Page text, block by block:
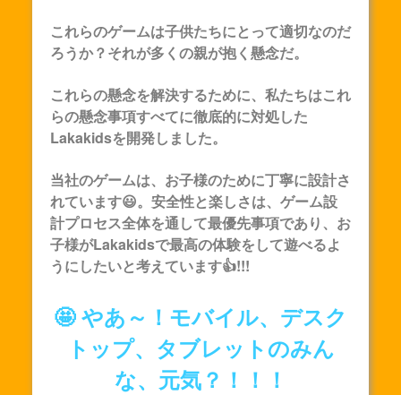
これらのゲームは子供たちにとって適切なのだ
ろうか？それが多くの親が抱く懸念だ。
これらの懸念を解決するために、私たちはこれ
らの懸念事項すべてに徹底的に対処した
Lakakidsを開発しました。
当社のゲームは、お子様のために丁寧に設計さ
れています😃。安全性と楽しさは、ゲーム設
計プロセス全体を通して最優先事項であり、お
子様がLakakidsで最高の体験をして遊べるよ
うにしたいと考えています👍!!!
🤩 やあ～！モバイル、デスク
トップ、タブレットのみん
な、元気？！！！